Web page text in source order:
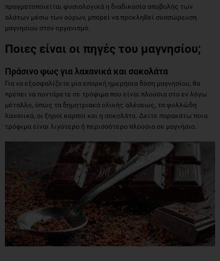
πραγματοποιείται φυσιολογικά η διαδικασία αποβολής των
αλάτων μέσω των ούρων, μπορεί να προκληθεί συσσώρευση
μαγνησίου στον οργανισμό.
Ποιες είναι οι πηγές του μαγνησίου;
Πράσινο φως για λαχανικά και σοκολάτα
Για να εξασφαλίζετε μία επαρκή ημερήσια δόση μαγνησίου, θα
πρέπει να ποντάρετε σε τρόφιμα που είναι πλούσια στο εν λόγω
μέταλλο, όπως τα δημητριακά ολικής αλέσεως, τα φυλλώδη
λαχανικά, οι ξηροί καρποί και η σοκολάτα. Δείτε παρακάτω ποια
τρόφιμα είναι λιγότερο ή περισσότερο πλούσια σε μαγνήσιο.